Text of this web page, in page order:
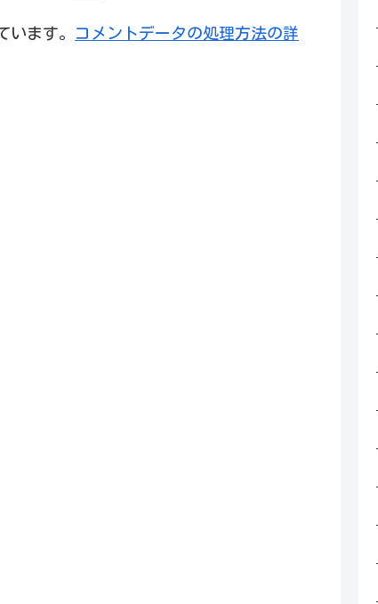
ます。
コメントデータの処理方法の詳